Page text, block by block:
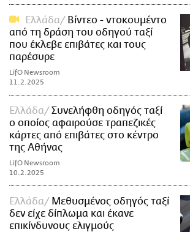
Ελλάδα
Βίντεο - ντοκουμέντο
από τη δράση του οδηγού ταξί
που έκλεβε επιβάτες και τους
παρέσυρε
LifO Newsroom
11.2.2025
Ελλάδα
Συνελήφθη οδηγός ταξί
ο οποίος αφαιρούσε τραπεζικές
κάρτες από επιβάτες στο κέντρο
της Αθήνας
LifO Newsroom
10.2.2025
Ελλάδα
Μεθυσμένος οδηγός ταξί
δεν είχε δίπλωμα και έκανε
επικίνδυνους ελιγμούς